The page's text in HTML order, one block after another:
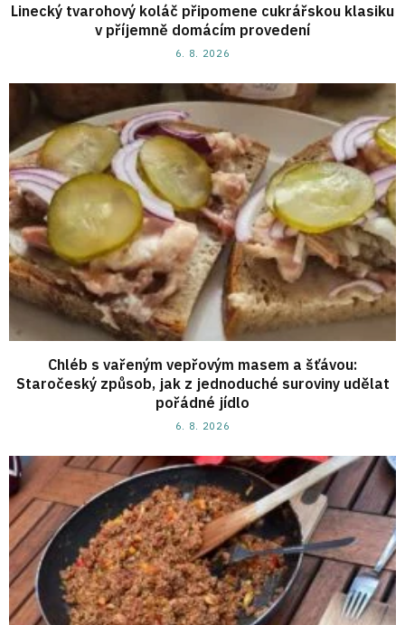
Linecký tvarohový koláč připomene cukrářskou klasiku
v příjemně domácím provedení
6. 8. 2026
Chléb s vařeným vepřovým masem a šťávou:
Staročeský způsob, jak z jednoduché suroviny udělat
pořádné jídlo
6. 8. 2026